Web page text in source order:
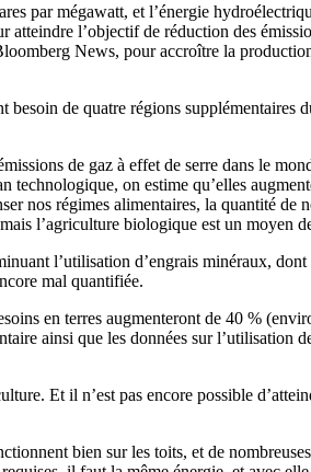
par mégawatt, et l’énergie
l’objectif de réduction des
News, pour accroître la
de quatre régions supplémentaires
de gaz à effet de serre dans le
on estime qu’elles
nos régimes alimentaires, la quantité de
l’agriculture biologique est un moyen
l’utilisation d’engrais minéraux,
mal quantifiée.
en terres augmenteront de 40 %
ainsi que les données sur l’utilisation
Et il n’est pas encore possible
bien sur les toits, et de